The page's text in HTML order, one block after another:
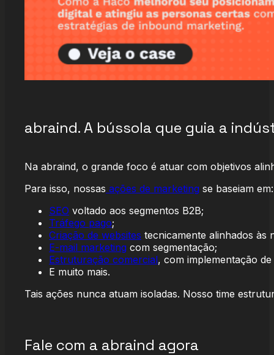
abraind. A bússola que guia a
Na abraind, o grande foco é atuar com objetivos
Para isso, nossas ações de marketing se baseiam em:
SEO voltado aos segmentos B2B;
Tráfego pago;
Criação de websites tecnicamente alinhados às
E-mail marketing com segmentação;
Estruturação comercial, com implementação de
E muito mais.
Tais ações nunca atuam isoladas. Nosso time
Fale com a abraind agora